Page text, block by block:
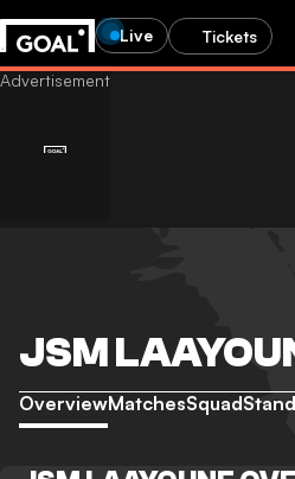
Live Tickets
JSM
OverviewMatchesSquad